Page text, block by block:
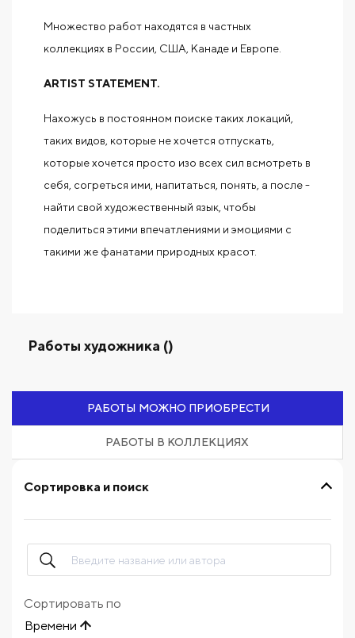
Множество работ находятся в частных
коллекциях в России, США, Канаде и Европе.
ARTIST STATEMENT.
Нахожусь в постоянном поиске таких локаций,
таких видов, которые не хочется отпускать,
которые хочется просто изо всех сил всмотреть в
себя, согреться ими, напитаться, понять, а после -
найти свой художественный язык, чтобы
поделиться этими впечатлениями и эмоциями с
такими же фанатами природных красот.
Работы художника ()
РАБОТЫ МОЖНО ПРИОБРЕСТИ
РАБОТЫ В КОЛЛЕКЦИЯХ
Сортировка и поиск
Сортировать по
Времени